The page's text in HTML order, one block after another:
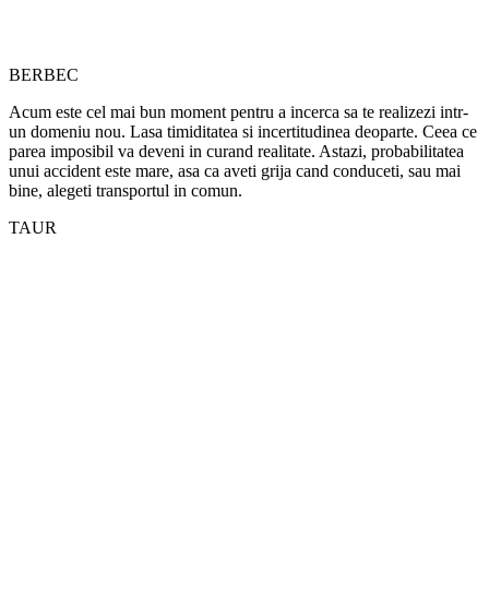
BERBEC
Acum este cel mai bun moment pentru a incerca sa te realizezi intr-
un domeniu nou. Lasa timiditatea si incertitudinea deoparte. Ceea ce
parea imposibil va deveni in curand realitate. Astazi, probabilitatea
unui accident este mare, asa ca aveti grija cand conduceti, sau mai
bine, alegeti transportul in comun.
TAUR